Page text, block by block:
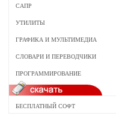
САПР
УТИЛИТЫ
ГРАФИКА И МУЛЬТИМЕДИА
СЛОВАРИ И ПЕРЕВОДЧИКИ
ПРОГРАММИРОВАНИЕ
БЕСПЛАТНЫЙ СОФТ